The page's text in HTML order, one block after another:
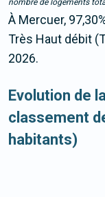
nombre de logements
À Mercuer,
Très Haut débit
2026.
Evolution de
classement
habitants)